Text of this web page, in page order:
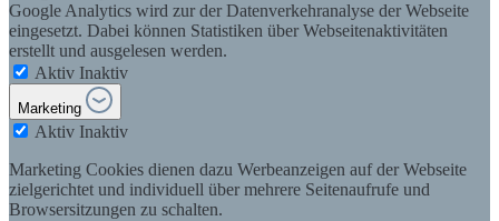
Google Analytics wird zur der Datenverkehranalyse der Webseite
eingesetzt. Dabei können Statistiken über Webseitenaktivitäten
erstellt und ausgelesen werden.
Aktiv Inaktiv
Marketing
Aktiv Inaktiv
Marketing Cookies dienen dazu Werbeanzeigen auf der Webseite
zielgerichtet und individuell über mehrere Seitenaufrufe und
Browsersitzungen zu schalten.